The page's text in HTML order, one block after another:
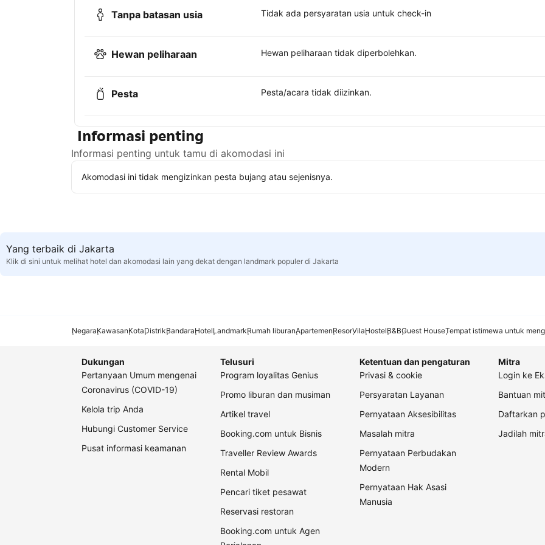
Tanpa batasan usia Tidak ada persyaratan usia untuk check-in
Hewan peliharaan Hewan peliharaan tidak diperbolehkan.
Pesta Pesta/acara tidak diizinkan.
Informasi penting
Informasi penting untuk tamu di akomodasi ini
Akomodasi ini tidak mengizinkan pesta bujang atau sejenisnya.
Yang terbaik di Jakarta
Klik di sini untuk melihat hotel dan akomodasi lain yang dekat dengan landmark populer di Jakarta
NegaraKawasanKotaDistrikBandaraHotelLandmarkRumah liburanApartemenResorVilaHostelB&BGuest HouseTempat istimewa untuk
Dukungan
Pertanyaan Umum mengenai
Coronavirus (COVID-19)
Kelola trip Anda
Hubungi Customer Service
Pusat informasi keamanan
Telusuri
Program loyalitas Genius
Promo liburan dan musiman
Artikel travel
Booking.com untuk Bisnis
Traveller Review Awards
Rental Mobil
Pencari tiket pesawat
Reservasi restoran
Booking.com untuk Agen
Ketentuan dan pengaturan
Privasi & cookie
Persyaratan Layanan
Pernyataan Aksesibilitas
Masalah mitra
Pernyataan Perbudakan
Modern
Pernyataan Hak Asasi
Manusia
Mitra
Login ke
Bantuan
Daftarkan
Jadilah